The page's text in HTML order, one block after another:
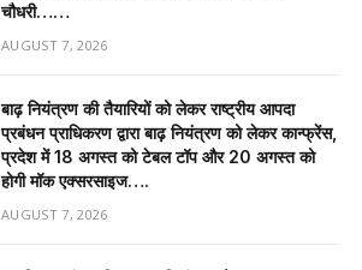
चौधरी……
AUGUST 7, 2026
बाढ़ नियंत्रण की तैयारियों को लेकर राष्ट्रीय आपदा
प्रबंधन प्राधिकरण द्वारा बाढ़ नियंत्रण को लेकर कान्फ्रेंस,
प्रदेश में 18 अगस्त को टेबल टॉप और 20 अगस्त को
होगी मॉक एक्सरसाइज….
AUGUST 7, 2026